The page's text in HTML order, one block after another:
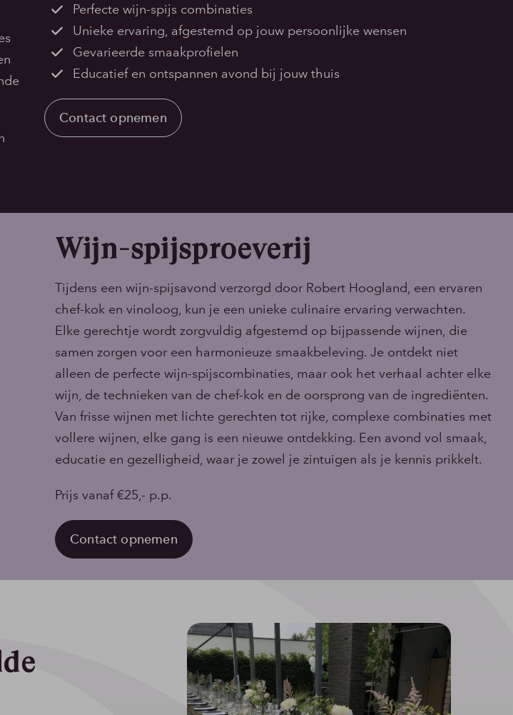
Perfecte wijn-spijs combinaties
Unieke ervaring, afgestemd op jouw persoonlijke wensen
Gevarieerde smaakprofielen
Educatief en ontspannen avond bij jouw thuis
Contact opnemen
Wijn-spijsproeverij
Tijdens een wijn-spijsavond verzorgd door Robert Hoogland, een ervaren
chef-kok en vinoloog, kun je een unieke culinaire ervaring verwachten.
Elke gerechtje wordt zorgvuldig afgestemd op bijpassende wijnen, die
samen zorgen voor een harmonieuze smaakbeleving. Je ontdekt niet
alleen de perfecte wijn-spijscombinaties, maar ook het verhaal achter elke
wijn, de technieken van de chef-kok en de oorsprong van de ingrediënten.
Van frisse wijnen met lichte gerechten tot rijke, complexe combinaties met
vollere wijnen, elke gang is een nieuwe ontdekking. Een avond vol smaak,
educatie en gezelligheid, waar je zowel je zintuigen als je kennis prikkelt.
Prijs vanaf €25,- p.p.
Contact opnemen